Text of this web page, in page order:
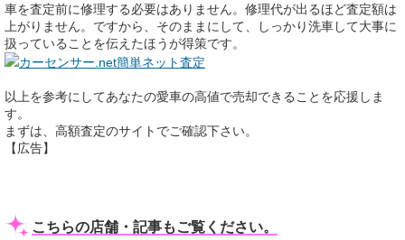
車を査定前に修理する必要はありません。修理代が出るほど査定額は
上がりません。ですから、そのままにして、しっかり洗車して大事に
扱っていることを伝えたほうが得策です。
カーセンサー.net簡単ネット査定
以上を参考にしてあなたの愛車の高値で売却できることを応援しま
す。
まずは、高額査定のサイトでご確認下さい。
【広告】
こちらの店舗・記事もご覧ください。